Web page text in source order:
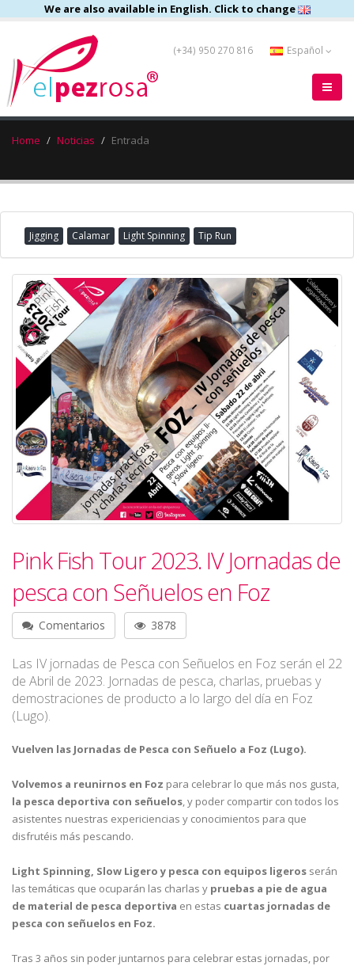
We are also available in English. Click to change
(+34) 950 270 816 Español
Home Noticias Entrada
Jigging Calamar Light Spinning Tip Run
Pink Fish Tour 2023. IV Jornadas de
pesca con Señuelos en Foz
Comentarios 3878
Las IV jornadas de Pesca con Señuelos en Foz serán el 22
de Abril de 2023. Jornadas de pesca, charlas, pruebas y
demostraciones de producto a lo largo del día en Foz
(Lugo).
Vuelven las Jornadas de Pesca con Señuelo a Foz (Lugo).
Volvemos a reunirnos en Foz para celebrar lo que más nos gusta,
la pesca deportiva con señuelos, y poder compartir con todos los
asistentes nuestras expericiencias y conocimientos para que
disfrutéis más pescando.
Light Spinning, Slow Ligero y pesca con equipos ligeros serán
las temáticas que ocuparán las charlas y pruebas a pie de agua
de material de pesca deportiva en estas cuartas jornadas de
pesca con señuelos en Foz.
Tras 3 años sin poder juntarnos para celebrar estas jornadas, por